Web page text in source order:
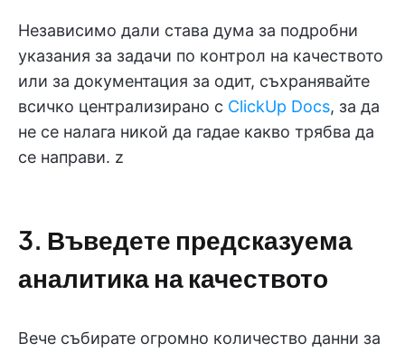
Независимо дали става дума за подробни
указания за задачи по контрол на качеството
или за документация за одит, съхранявайте
всичко централизирано с ClickUp Docs, за да
не се налага никой да гадае какво трябва да
се направи. z
3. Въведете предсказуема
аналитика на качеството
Вече събирате огромно количество данни за